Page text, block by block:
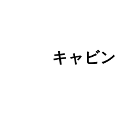
キャビン